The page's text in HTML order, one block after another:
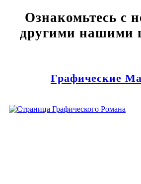
Ознакомьтесь с
другими нашими
Графические